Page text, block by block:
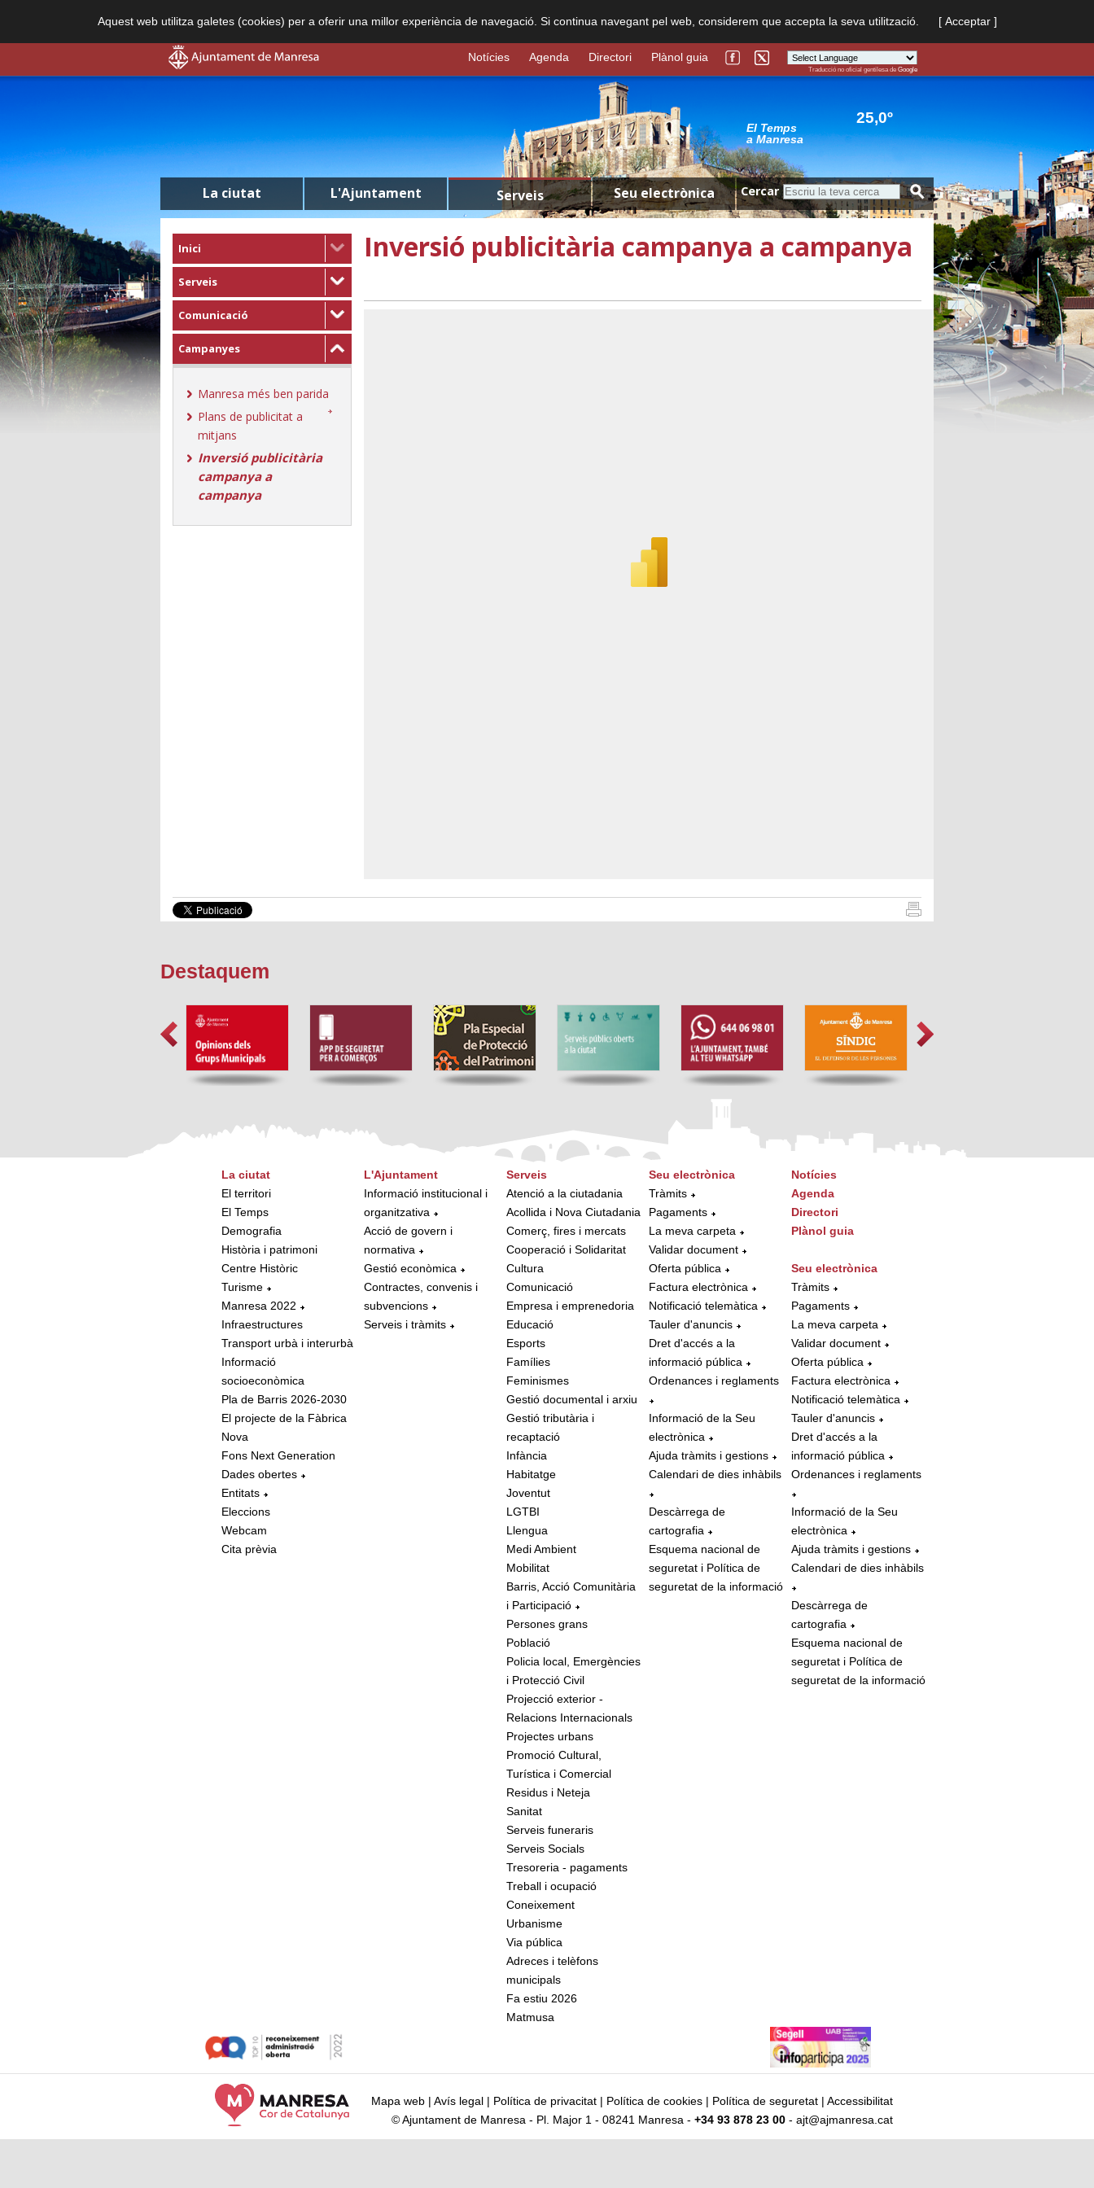
Aquest web utilitza galetes (cookies) per a oferir una millor experiència de navegació. Si continua navegant pel web, considerem que accepta la seva utilització. [ Acceptar ]
Powered by
Traducció no oficial gentilesa de Google
Notícies Agenda Directori Plànol guia
El Temps
a Manresa
25,0º
La ciutat L'Ajuntament Serveis Seu electrònica Cercar
Inici
Serveis
Comunicació
Campanyes
Manresa més ben parida
Plans de publicitat a
mitjans
Inversió publicitària
campanya a
campanya
Inversió publicitària campanya a campanya
Destaquem
La ciutat
El territori
El Temps
Demografia
Història i patrimoni
Centre Històric
Turisme
Manresa 2022
Infraestructures
Transport urbà i interurbà
Informació
socioeconòmica
Pla de Barris 2026-2030
El projecte de la Fàbrica
Nova
Fons Next Generation
Dades obertes
Entitats
Eleccions
Webcam
Cita prèvia
L'Ajuntament
Informació institucional i
organitzativa
Acció de govern i
normativa
Gestió econòmica
Contractes, convenis i
subvencions
Serveis i tràmits
Serveis
Atenció a la ciutadania
Acollida i Nova Ciutadania
Comerç, fires i mercats
Cooperació i Solidaritat
Cultura
Comunicació
Empresa i emprenedoria
Educació
Esports
Famílies
Feminismes
Gestió documental i arxiu
Gestió tributària i
recaptació
Infància
Habitatge
Joventut
LGTBI
Llengua
Medi Ambient
Mobilitat
Barris, Acció Comunitària
i Participació
Persones grans
Població
Policia local, Emergències
i Protecció Civil
Projecció exterior -
Relacions Internacionals
Projectes urbans
Promoció Cultural,
Turística i Comercial
Residus i Neteja
Sanitat
Serveis funeraris
Serveis Socials
Tresoreria - pagaments
Treball i ocupació
Coneixement
Urbanisme
Via pública
Adreces i telèfons
municipals
Fa estiu 2026
Matmusa
Seu electrònica
Tràmits
Pagaments
La meva carpeta
Validar document
Oferta pública
Factura electrònica
Notificació telemàtica
Tauler d'anuncis
Dret d'accés a la
informació pública
Ordenances i reglaments
Informació de la Seu
electrònica
Ajuda tràmits i gestions
Calendari de dies inhàbils
Descàrrega de
cartografia
Esquema nacional de
seguretat i Política de
seguretat de la informació
Notícies
Agenda
Directori
Plànol guia
Seu electrònica
Tràmits
Pagaments
La meva carpeta
Validar document
Oferta pública
Factura electrònica
Notificació telemàtica
Tauler d'anuncis
Dret d'accés a la
informació pública
Ordenances i reglaments
Informació de la Seu
electrònica
Ajuda tràmits i gestions
Calendari de dies inhàbils
Descàrrega de
cartografia
Esquema nacional de
seguretat i Política de
seguretat de la informació
Mapa web | Avís legal | Política de privacitat | Política de cookies | Política de seguretat | Accessibilitat
© Ajuntament de Manresa - Pl. Major 1 - 08241 Manresa - +34 93 878 23 00 - ajt@ajmanresa.cat